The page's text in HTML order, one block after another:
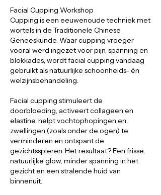
Facial Cupping Workshop
Cupping is een eeuwenoude techniek met
wortels in de Traditionele Chinese
Geneeskunde. Waar cupping vroeger
vooral werd ingezet voor pijn, spanning en
blokkades, wordt facial cupping vandaag
gebruikt als natuurlijke schoonheids- én
welzijnsbehandeling.
Facial cupping stimuleert de
doorbloeding, activeert collageen en
elastine, helpt vochtophopingen en
zwellingen (zoals onder de ogen) te
verminderen en ontspant de
gezichtsspieren. Het resultaat? Een frisse,
natuurlijke glow, minder spanning in het
gezicht en een stralende huid van
binnenuit.